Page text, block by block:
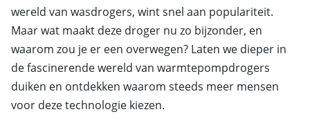
wereld van wasdrogers, wint snel aan populariteit.
Maar wat maakt deze droger nu zo bijzonder, en
waarom zou je er een overwegen? Laten we dieper in
de fascinerende wereld van warmtepompdrogers
duiken en ontdekken waarom steeds meer mensen
voor deze technologie kiezen.